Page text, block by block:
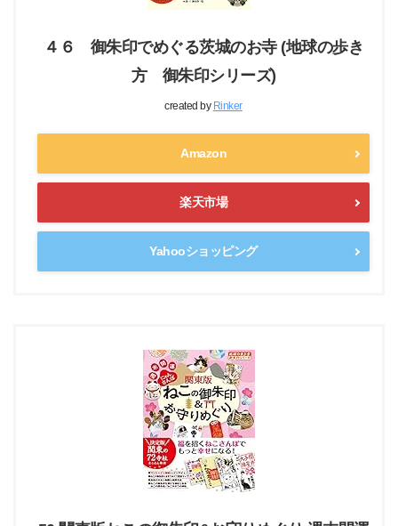
４６ 御朱印でめぐる茨城のお寺 (地球の歩き
方 御朱印シリーズ)
created by Rinker
Amazon
楽天市場
Yahooショッピング